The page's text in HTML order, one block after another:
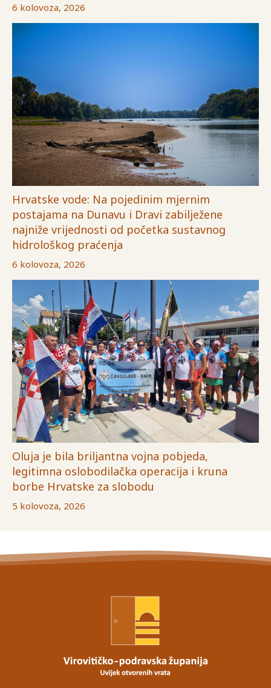
6 kolovoza, 2026
Hrvatske vode: Na pojedinim mjernim
postajama na Dunavu i Dravi zabilježene
najniže vrijednosti od početka sustavnog
hidrološkog praćenja
6 kolovoza, 2026
Oluja je bila briljantna vojna pobjeda,
legitimna oslobodilačka operacija i kruna
borbe Hrvatske za slobodu
5 kolovoza, 2026